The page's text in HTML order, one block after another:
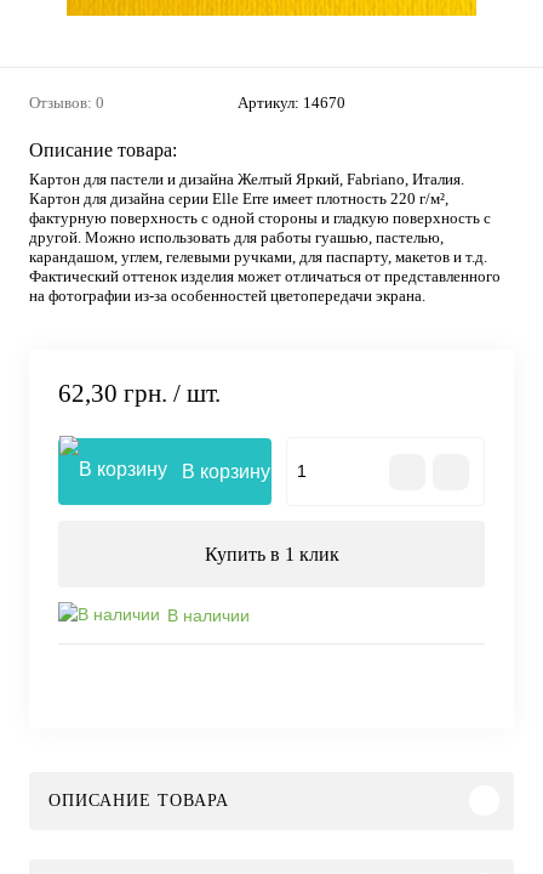
Отзывов: 0 Артикул: 14670
Описание товара:
Картон для пастели и дизайна Желтый Яркий, Fabriano, Италия.
Картон для дизайна серии Elle Erre имеет плотность 220 г/м²,
фактурную поверхность с одной стороны и гладкую поверхность с
другой. Можно использовать для работы гуашью, пастелью,
карандашом, углем, гелевыми ручками, для паспарту, макетов и т.д.
Фактический оттенок изделия может отличаться от представленного
на фотографии из-за особенностей цветопередачи экрана.
62,30 грн. / шт.
В корзину
Купить в 1 клик
В наличии
ОПИСАНИЕ ТОВАРА